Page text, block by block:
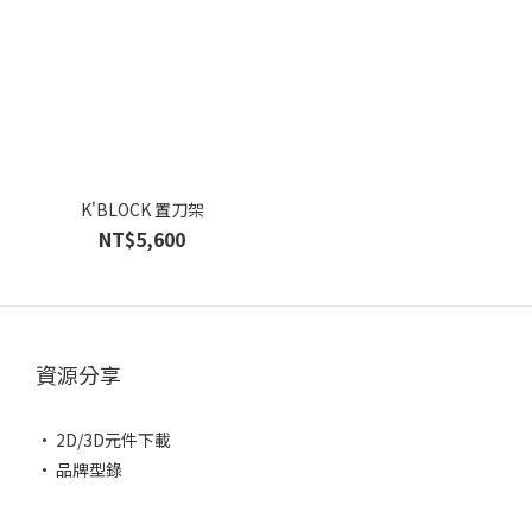
K'BLOCK 置刀架
NT$5,600
資源分享
• 2D/3D元件下載
• 品牌型錄